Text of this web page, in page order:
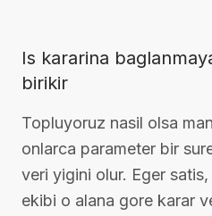
Is kararina
birikir
Topluyoruz nasil olsa
onlarca parameter bir
veri yigini olur. Eger
ekibi o alana gore karar